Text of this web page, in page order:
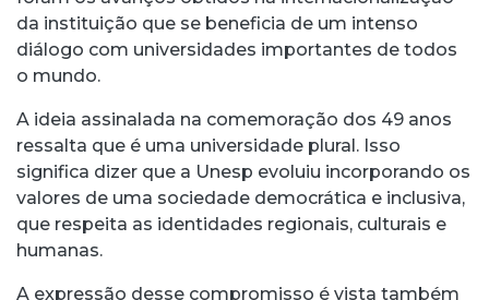
da instituição que se beneficia de um intenso
diálogo com universidades importantes de todos
o mundo.
A ideia assinalada na comemoração dos 49 anos
ressalta que é uma universidade plural. Isso
significa dizer que a Unesp evoluiu incorporando os
valores de uma sociedade democrática e inclusiva,
que respeita as identidades regionais, culturais e
humanas.
A expressão desse compromisso é vista também